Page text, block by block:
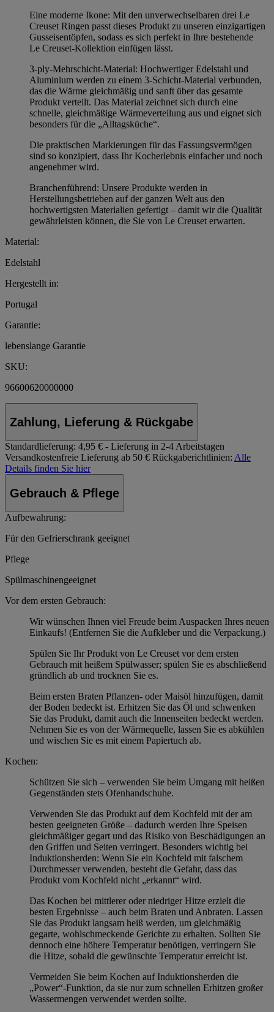
Eine moderne Ikone: Mit den unverwechselbaren drei Le
Creuset Ringen passt dieses Produkt zu unseren einzigartigen
Gusseisentöpfen, sodass es sich perfekt in Ihre bestehende
Le Creuset-Kollektion einfügen lässt.
3-ply-Mehrschicht-Material: Hochwertiger Edelstahl und
Aluminium werden zu einem 3-Schicht-Material verbunden,
das die Wärme gleichmäßig und sanft über das gesamte
Produkt verteilt. Das Material zeichnet sich durch eine
schnelle, gleichmäßige Wärmeverteilung aus und eignet sich
besonders für die „Alltagsküche“.
Die praktischen Markierungen für das Fassungsvermögen
sind so konzipiert, dass Ihr Kocherlebnis einfacher und noch
angenehmer wird.
Branchenführend: Unsere Produkte werden in
Herstellungsbetrieben auf der ganzen Welt aus den
hochwertigsten Materialien gefertigt – damit wir die Qualität
gewährleisten können, die Sie von Le Creuset erwarten.
Material:
Edelstahl
Hergestellt in:
Portugal
Garantie:
lebenslange Garantie
SKU:
96600620000000
Zahlung, Lieferung & Rückgabe
Standardlieferung: 4,95 € - Lieferung in 2-4 Arbeitstagen
Versandkostenfreie Lieferung ab 50 € Rückgaberichtlinien: Alle
Details finden Sie hier
Gebrauch & Pflege
Aufbewahrung:
Für den Gefrierschrank geeignet
Pflege
Spülmaschinengeeignet
Vor dem ersten Gebrauch:
Wir wünschen Ihnen viel Freude beim Auspacken Ihres neuen
Einkaufs! (Entfernen Sie die Aufkleber und die Verpackung.)
Spülen Sie Ihr Produkt von Le Creuset vor dem ersten
Gebrauch mit heißem Spülwasser; spülen Sie es abschließend
gründlich ab und trocknen Sie es.
Beim ersten Braten Pflanzen- oder Maisöl hinzufügen, damit
der Boden bedeckt ist. Erhitzen Sie das Öl und schwenken
Sie das Produkt, damit auch die Innenseiten bedeckt werden.
Nehmen Sie es von der Wärmequelle, lassen Sie es abkühlen
und wischen Sie es mit einem Papiertuch ab.
Kochen:
Schützen Sie sich – verwenden Sie beim Umgang mit heißen
Gegenständen stets Ofenhandschuhe.
Verwenden Sie das Produkt auf dem Kochfeld mit der am
besten geeigneten Größe – dadurch werden Ihre Speisen
gleichmäßiger gegart und das Risiko von Beschädigungen an
den Griffen und Seiten verringert. Besonders wichtig bei
Induktionsherden: Wenn Sie ein Kochfeld mit falschem
Durchmesser verwenden, besteht die Gefahr, dass das
Produkt vom Kochfeld nicht „erkannt“ wird.
Das Kochen bei mittlerer oder niedriger Hitze erzielt die
besten Ergebnisse – auch beim Braten und Anbraten. Lassen
Sie das Produkt langsam heiß werden, um gleichmäßig
gegarte, wohlschmeckende Gerichte zu erhalten. Sollten Sie
dennoch eine höhere Temperatur benötigen, verringern Sie
die Hitze, sobald die gewünschte Temperatur erreicht ist.
Vermeiden Sie beim Kochen auf Induktionsherden die
„Power“-Funktion, da sie nur zum schnellen Erhitzen großer
Wassermengen verwendet werden sollte.